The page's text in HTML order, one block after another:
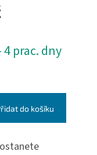
4 prac. dny
do košíku